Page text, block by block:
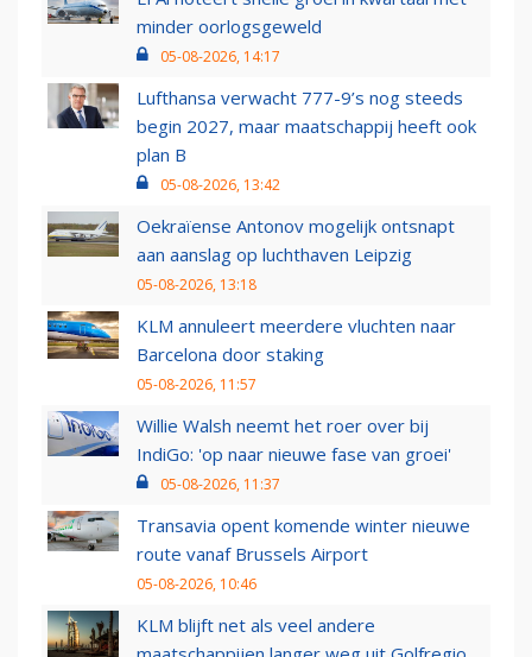
minder oorlogsgeweld
05-08-2026, 14:17
Lufthansa verwacht 777-9’s nog steeds
begin 2027, maar maatschappij heeft ook
plan B
05-08-2026, 13:42
Oekraïense Antonov mogelijk ontsnapt
aan aanslag op luchthaven Leipzig
05-08-2026, 13:18
KLM annuleert meerdere vluchten naar
Barcelona door staking
05-08-2026, 11:57
Willie Walsh neemt het roer over bij
IndiGo: 'op naar nieuwe fase van groei'
05-08-2026, 11:37
Transavia opent komende winter nieuwe
route vanaf Brussels Airport
05-08-2026, 10:46
KLM blijft net als veel andere